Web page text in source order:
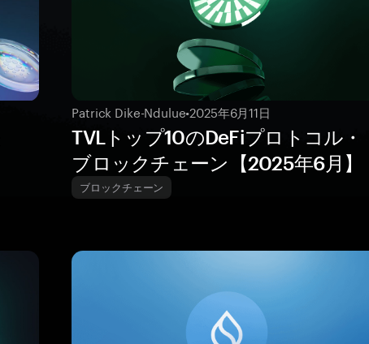
Patrick Dike-Ndulue•2025年6月11日
TVLトップ10のDeFiプロトコル・
ブロックチェーン【2025年6月】
ブロックチェーン